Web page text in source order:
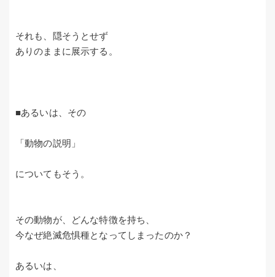
それも、隠そうとせず
ありのままに展示する。
■あるいは、その
「動物の説明」
についてもそう。
その動物が、どんな特徴を持ち、
今なぜ絶滅危惧種となってしまったのか？
あるいは、